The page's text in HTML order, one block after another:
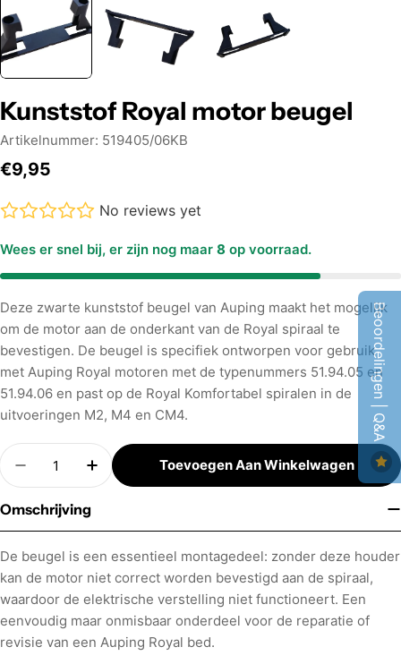
Kunststof Royal motor beugel
Artikelnummer: 519405/06KB
Normale
€9,95
No reviews yet
Wees er snel bij, er zijn nog maar 8 op voorraad.
Deze zwarte kunststof beugel van Auping maakt het mogelijk
om de motor aan de onderkant van de Royal spiraal te
bevestigen. De beugel is specifiek ontworpen voor gebruik
met Auping Royal motoren met de typenummers 51.94.05 en
51.94.06 en past op de Royal Komfortabel spiralen in de
uitvoeringen M2, M4 en CM4.
Aantal
Hoeveelheid Verminderen Voor Kunststof Royal
Verhoog Aantal Voor Kunststof Royal
Toevoegen Aan Winkelwagen
Omschrijving
De beugel is een essentieel montagedeel: zonder deze houder
kan de motor niet correct worden bevestigd aan de spiraal,
waardoor de elektrische verstelling niet functioneert. Een
eenvoudig maar onmisbaar onderdeel voor de reparatie of
revisie van een Auping Royal bed.
Beoordelingen | Q&A